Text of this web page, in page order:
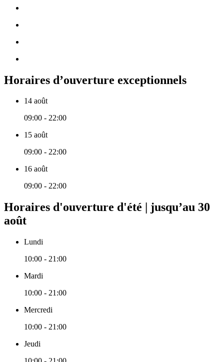
Horaires d’ouverture exceptionnels
14 août
09:00 - 22:00
15 août
09:00 - 22:00
16 août
09:00 - 22:00
Horaires d'ouverture d'été | jusqu’au 30
août
Lundi
10:00 - 21:00
Mardi
10:00 - 21:00
Mercredi
10:00 - 21:00
Jeudi